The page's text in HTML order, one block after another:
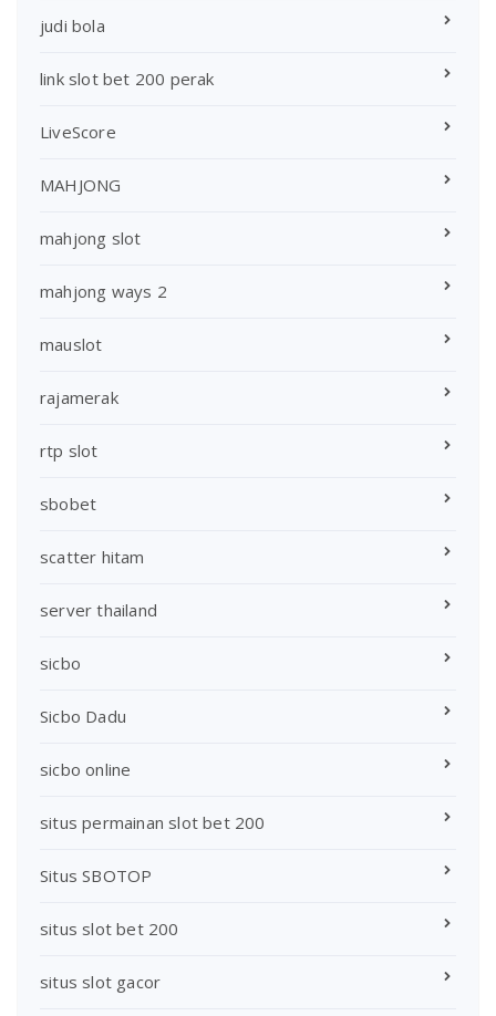
judi bola
link slot bet 200 perak
LiveScore
MAHJONG
mahjong slot
mahjong ways 2
mauslot
rajamerak
rtp slot
sbobet
scatter hitam
server thailand
sicbo
Sicbo Dadu
sicbo online
situs permainan slot bet 200
Situs SBOTOP
situs slot bet 200
situs slot gacor